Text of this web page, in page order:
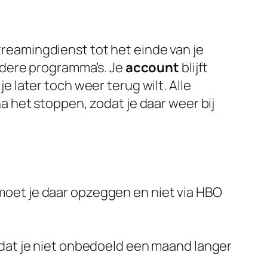
tot het einde van je
programma’s. Jeaccount blijft
later toch weer terug wilt. Alle
het stoppen, zodat je daar weer bij
je daar opzeggen en niet via HBO
je niet onbedoeld een maand langer